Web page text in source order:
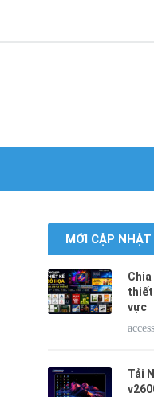
MỚI CẬP NHẬT
thiết
vực
Tải